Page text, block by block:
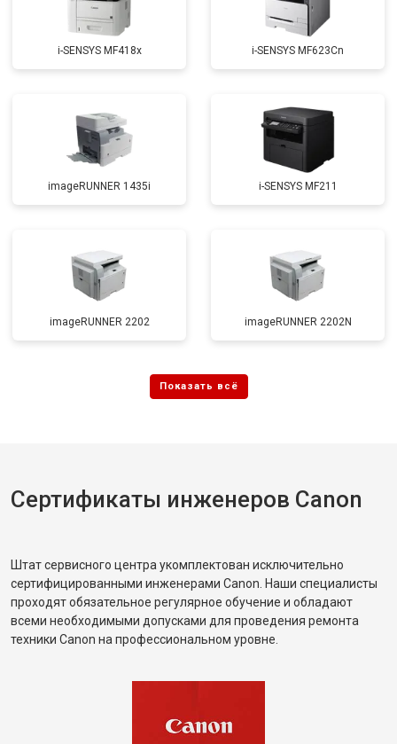
i-SENSYS MF418x i-SENSYS MF623Cn
imageRUNNER 1435i i-SENSYS MF211
imageRUNNER 2202 imageRUNNER 2202N
Сертификаты инженеров Canon
Штат сервисного центра укомплектован исключительно
сертифицированными инженерами Canon. Наши специалисты
проходят обязательное регулярное обучение и обладают
всеми необходимыми допусками для проведения ремонта
техники Canon на профессиональном уровне.